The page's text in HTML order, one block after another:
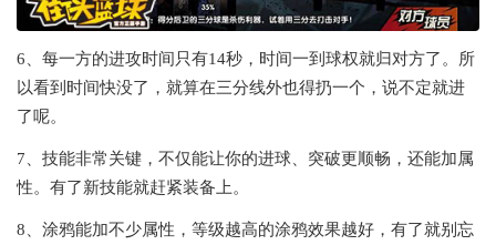
6、每一方的进攻时间只有14秒，时间一到球权就归对方了。所
以看到时间快没了，就算在三分线外也得扔一个，说不定就进
了呢。
7、技能非常关键，不仅能让你的进球、突破更顺畅，还能加属
性。有了新技能就赶紧装备上。
8、涂鸦能加不少属性，等级越高的涂鸦效果越好，有了就别忘